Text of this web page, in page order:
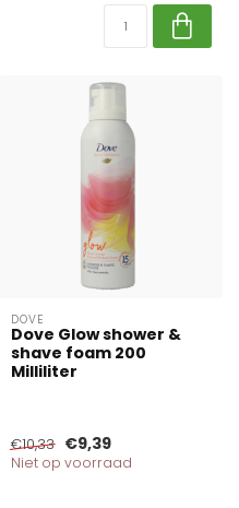
DOVE
Dove Glow shower &
shave foam 200
Milliliter
€10,33 €9,39
Niet op voorraad